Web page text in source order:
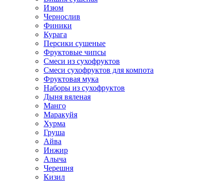
Изюм
Чернослив
Финики
Курага
Персики сушеные
Фруктовые чипсы
Смеси из сухофруктов
Смеси сухофруктов для компота
Фруктовая мука
Наборы из сухофруктов
Дыня вяленая
Манго
Маракуйя
Хурма
Груша
Айва
Инжир
Алыча
Черешня
Кизил